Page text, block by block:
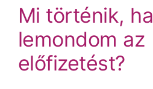
Mi történik, ha
lemondom az
előfizetést?